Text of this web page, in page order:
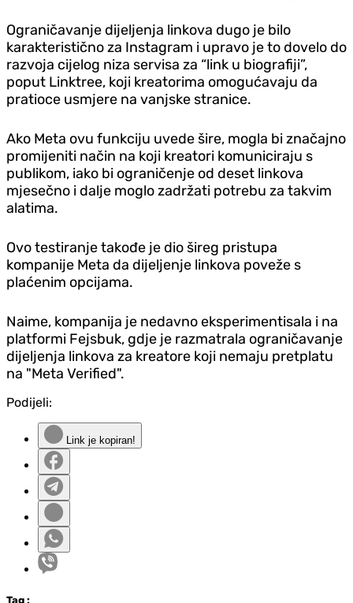
Ograničavanje dijeljenja linkova dugo je bilo
karakteristično za Instagram i upravo je to dovelo do
razvoja cijelog niza servisa za “link u biografiji”,
poput Linktree, koji kreatorima omogućavaju da
pratioce usmjere na vanjske stranice.
Ako Meta ovu funkciju uvede šire, mogla bi značajno
promijeniti način na koji kreatori komuniciraju s
publikom, iako bi ograničenje od deset linkova
mjesečno i dalje moglo zadržati potrebu za takvim
alatima.
Ovo testiranje takođe je dio šireg pristupa
kompanije Meta da dijeljenje linkova poveže s
plaćenim opcijama.
Naime, kompanija je nedavno eksperimentisala i na
platformi Fejsbuk, gd‌je je razmatrala ograničavanje
dijeljenja linkova za kreatore koji nemaju pretplatu
na "Meta Verified".
Podijeli:
Link je kopiran!
Tag :